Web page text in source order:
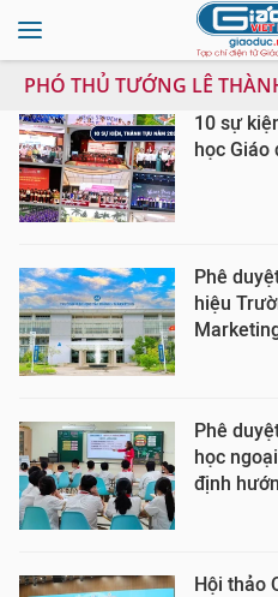
PHÓ THỦ TƯỚNG LÊ
10 sự
học Giáo
Phê
hiệu
Phê
học
định
Hội thảo